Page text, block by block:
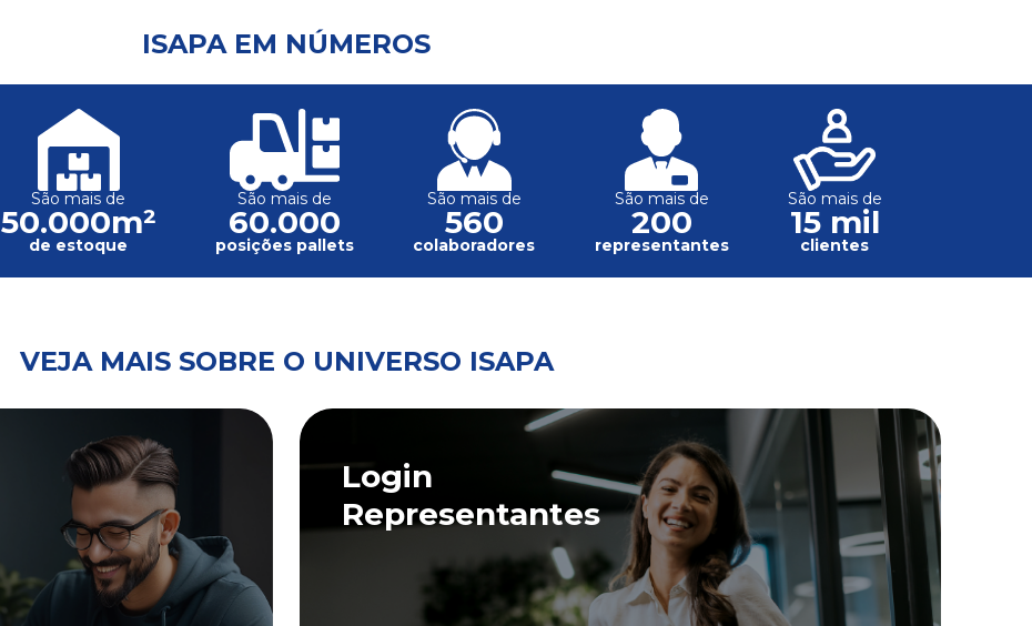
ISAPA EM NÚMEROS
São mais de
50.000m²
de estoque
São mais de
60.000
posições pallets
São mais de
560
colaboradores
São mais de
200
representantes
São mais de
15 mil
clientes
VEJA MAIS SOBRE O UNIVERSO ISAPA
Login
Representantes